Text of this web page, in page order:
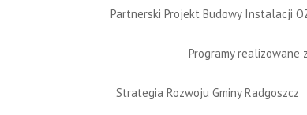
Partnerski Projekt Budowy Instalacji
Programy realizowane
Strategia Rozwoju Gminy Radgoszcz